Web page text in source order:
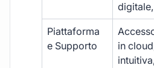
Piattaforma
e Supporto
in